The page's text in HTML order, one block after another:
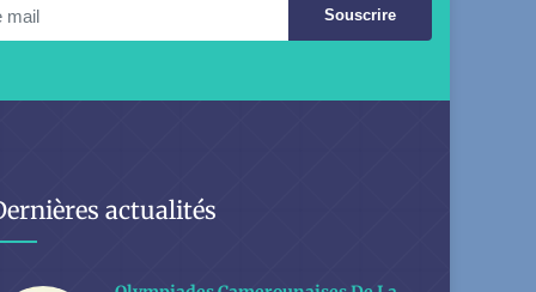
Souscrire
actualités